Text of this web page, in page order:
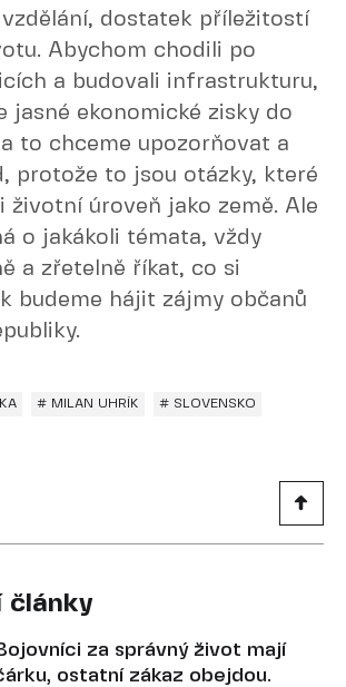
dostatek příležitostí
Abychom chodili po
a budovali infrastrukturu,
jasné ekonomické zisky do
to chceme upozorňovat a
protože to jsou otázky, které
životní úroveň jako země. Ale
o jakákoli témata, vždy
a zřetelně říkat, co si
budeme hájit zájmy občanů
# MILAN UHRÍK # SLOVENSKO
články
za správný život mají
ostatní zákaz obejdou.